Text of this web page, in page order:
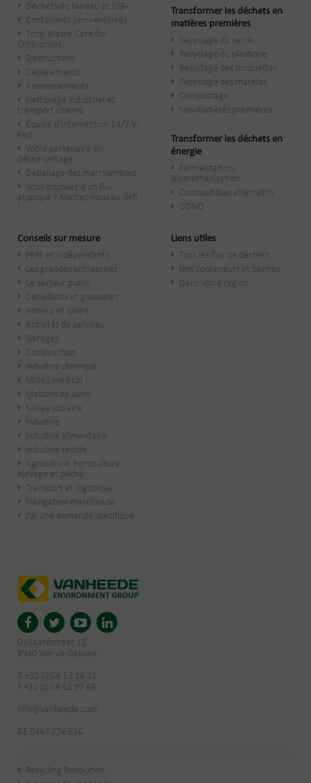
Déchets de bureau et DIB-
Contenants semi-enterrés
Total Waste Care for
Enterprises
Destructions
Déblaiements
Assainissements
Nettoyage industriel et
transport citerne
Équipe d'intervention 24/7 V-
Fast
Votre partenaire en
désamiantage
Déballage des marchandises
Vous disposez d'un flux
atypique ? Mettez-nous au défi
!
Transformer les déchets en
matières premières
Recyclage du verre
Recyclage du plastique
Recyclage des moquettes
Recyclage des matelas
Compostage
Nos matières premières
Transformer les déchets en
énergie
Fermentation -
Biométhanisation
Combustibles alternatifs
ISDND
Conseils sur mesure
PME et indépendants
Les grandes entreprises
Le secteur public
​Détaillants et grossistes
Horeca et loisirs
Activités de services
Garages
Construction
Industrie chimique
Milieu médical
Maisons de soins
Milieu scolaire
Industrie
Industrie alimentaire
Industrie textile
Agriculture, horticulture,
élevage et pêche
Transport et logistique
Navigation marchande
J'ai une demande spécifique
Liens utiles
Tous les flux de déchets
Nos conteneurs et bennes
Dans votre région
Dullaardstraat 11
8940 Wervik-Geluwe
T +32 (0)56 52 16 21
F +32 (0)56 51 91 63
info@vanheede.com
BE 0467.276.516
Recycling Revolution